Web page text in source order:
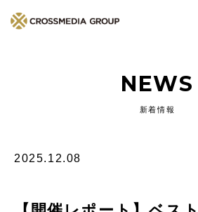
NEWS
新着情報
2025.12.08